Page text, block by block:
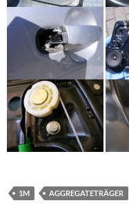
1M AGGREGATETRÄGER